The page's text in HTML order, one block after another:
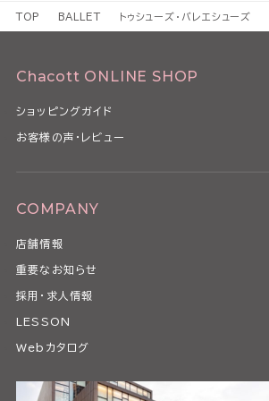
TOP BALLET トゥシューズ・バレエシューズ
Chacott ONLINE SHOP
ショッピングガイド
お客様の声・レビュー
COMPANY
店舗情報
重要なお知らせ
採用・求人情報
LESSON
Webカタログ